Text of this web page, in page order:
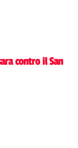
contro il San